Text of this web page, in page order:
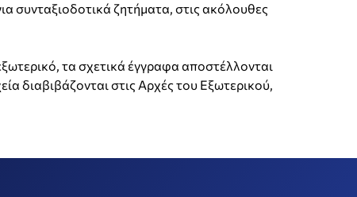
συνταξιοδοτικά ζητήματα, στις ακόλουθες
τα σχετικά έγγραφα αποστέλλονται
διαβιβάζονται στις Αρχές του Εξωτερικού,